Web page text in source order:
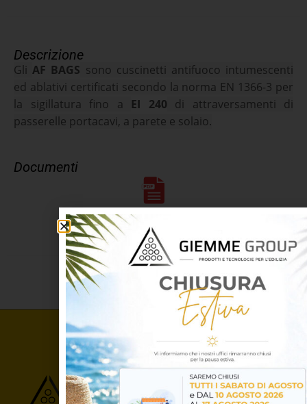
Descrizione
GliAF BAGS sono cuscinetti antifuoco intumescenti
ed ablativi certificati secondo la norma EN 1366-3 per
la sigillatura fino a EI 240 di attraversamenti di
passerelle portacavi, a parete e solaio.
Documenti
Scheda tecnica Af Bags
Prodotti correlati